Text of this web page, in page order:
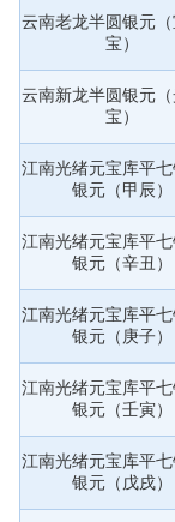
云南老龙半圆银元
宝）
云南新龙半圆银元
宝）
江南光绪元宝库平
银元（甲辰）
江南光绪元宝库平
银元（辛丑）
江南光绪元宝库平
银元（庚子）
江南光绪元宝库平
银元（壬寅）
江南光绪元宝库平
银元（戊戌）